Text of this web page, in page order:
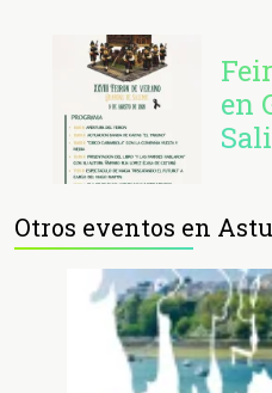
en
Otros eventos en